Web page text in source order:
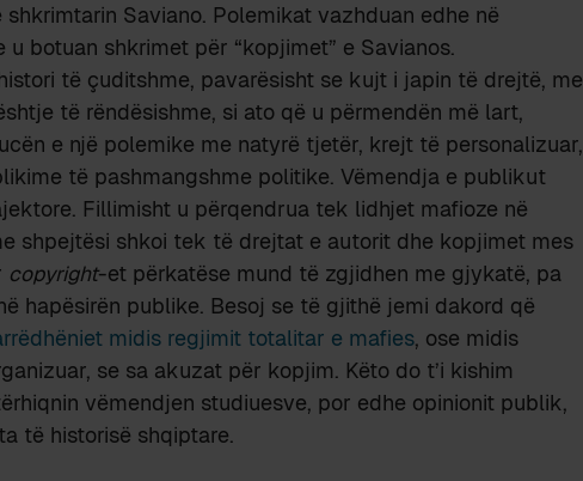
Saviano. Polemikat vazhduan edhe në
botuan shkrimet për “kopjimet” e Savianos.
të çuditshme, pavarësisht se kujt i japin të drejtë, me
të rëndësishme, si ato që u përmendën më lart,
e një polemike me natyrë tjetër, krejt të personalizuar,
të pashmangshme politike. Vëmendja e publikut
Fillimisht u përqendrua tek lidhjet mafioze në
shpejtësi shkoi tek të drejtat e autorit dhe kopjimet mes
copyright-et përkatëse mund të zgjidhen me gjykatë, pa
hapësirën publike. Besoj se të gjithë jemi dakord që
midis regjimit totalitar e mafies, ose midis
se sa akuzat për kopjim. Këto do t’i kishim
vëmendjen studiuesve, por edhe opinionit publik,
të historisë shqiptare.